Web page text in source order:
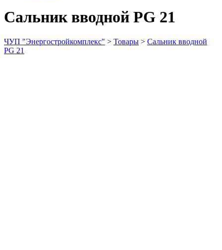
Сальник вводной PG 21
ЧУП "Энергостройкомплекс" > Товары > Сальник вводной
PG 21